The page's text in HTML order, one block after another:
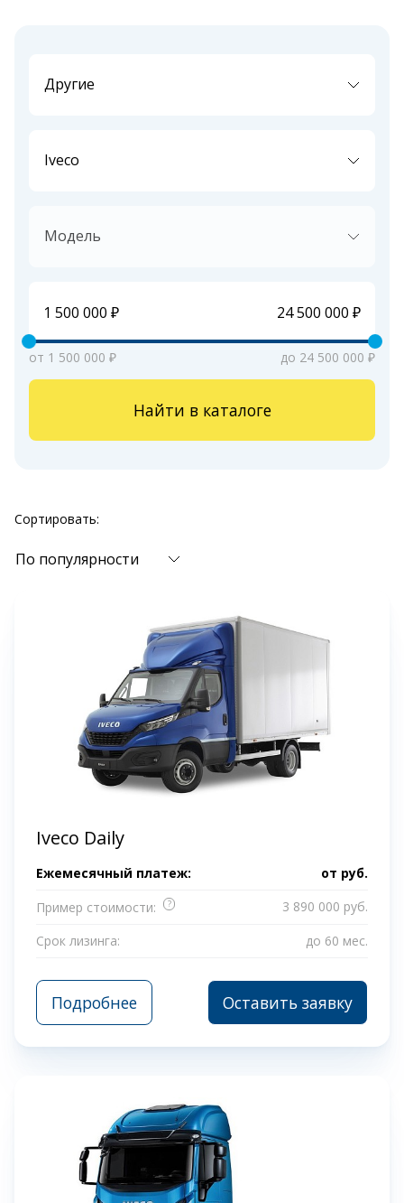
Другие
Iveco
Модель
от 1 500 000 ₽ до 24 500 000 ₽
Найти в каталоге
Сортировать:
По популярности
Iveco Daily
Ежемесячный платеж: от руб.
Пример стоимости:
?
3 890 000 руб.
Срок лизинга:
до 60 мес.
Подробнее Оставить заявку